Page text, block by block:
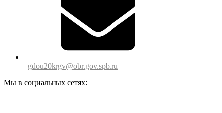
gdou20krgv@obr.gov.spb.ru
Мы в социальных сетях: